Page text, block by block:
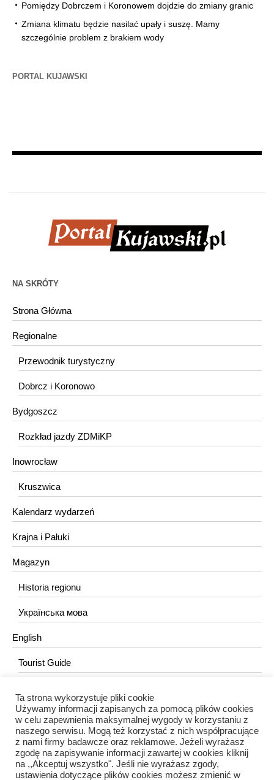
Pomiędzy Dobrczem i Koronowem dojdzie do zmiany granic
Zmiana klimatu będzie nasilać upały i suszę. Mamy
szczególnie problem z brakiem wody
PORTAL KUJAWSKI
NA SKRÓTY
Strona Główna
Regionalne
Przewodnik turystyczny
Dobrcz i Koronowo
Bydgoszcz
Rozkład jazdy ZDMiKP
Inowrocław
Kruszwica
Kalendarz wydarzeń
Krajna i Pałuki
Magazyn
Historia regionu
Українська мова
English
Tourist Guide
KONTAKT
redakcja@portalkujawski.pl
Redakcja
Ta strona wykorzystuje pliki cookie
Używamy informacji zapisanych za pomocą plików cookies
w celu zapewnienia maksymalnej wygody w korzystaniu z
naszego serwisu. Mogą też korzystać z nich współpracujące
z nami firmy badawcze oraz reklamowe. Jeżeli wyrażasz
zgodę na zapisywanie informacji zawartej w cookies kliknij
na ,,Akceptuj wszystko". Jeśli nie wyrażasz zgody,
ustawienia dotyczące plików cookies możesz zmienić w